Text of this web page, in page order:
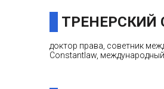
ТРЕНЕРСКИЙ
доктор права, советник
Constantlaw,